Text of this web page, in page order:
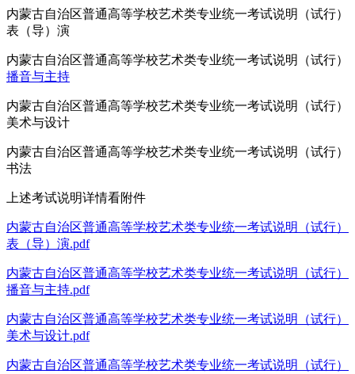
内蒙古自治区普通高等学校艺术类专业统一考试说明（试行）
表（导）演
内蒙古自治区普通高等学校艺术类专业统一考试说明（试行）
播音与主持
内蒙古自治区普通高等学校艺术类专业统一考试说明（试行）
美术与设计
内蒙古自治区普通高等学校艺术类专业统一考试说明（试行）
书法
上述考试说明详情看附件
内蒙古自治区普通高等学校艺术类专业统一考试说明（试行）
表（导）演.pdf
内蒙古自治区普通高等学校艺术类专业统一考试说明（试行）
播音与主持.pdf
内蒙古自治区普通高等学校艺术类专业统一考试说明（试行）
美术与设计.pdf
内蒙古自治区普通高等学校艺术类专业统一考试说明（试行）